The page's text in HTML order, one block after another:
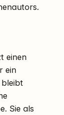
einen
ein
bleibt
Sie als